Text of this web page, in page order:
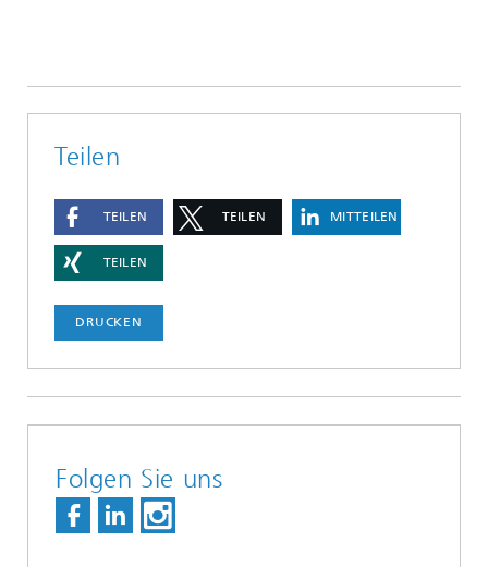
Teilen
TEILEN TEILEN MITTEILEN
TEILEN
DRUCKEN
Folgen Sie uns